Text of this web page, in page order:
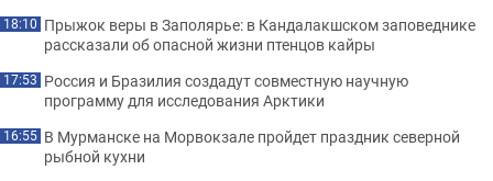
18:10 Прыжок веры в Заполярье: в Кандалакшском заповеднике
рассказали об опасной жизни птенцов кайры
17:53 Россия и Бразилия создадут совместную научную
программу для исследования Арктики
16:55 В Мурманске на Морвокзале пройдет праздник северной
рыбной кухни